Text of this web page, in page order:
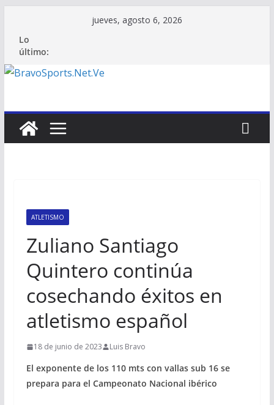
contenido
jueves, agosto 6, 2026
Lo
último:
ATLETISMO
Zuliano Santiago
Quintero continúa
cosechando éxitos en
atletismo español
18 de junio de 2023 Luis Bravo
El exponente de los 110 mts con vallas sub 16 se
prepara para el Campeonato Nacional ibérico